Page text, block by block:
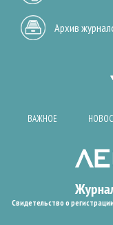
Архив
ВАЖНОЕ
Свидетельство о